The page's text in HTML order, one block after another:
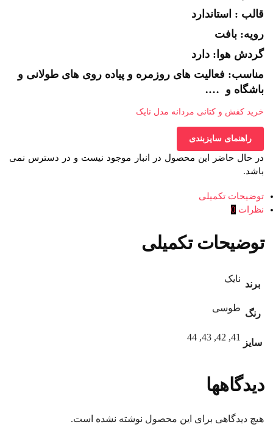
قالب : استاندارد
رویه: بافت
گردش هوا: دارد
مناسب: فعالیت های روزمره و پیاده روی های طولانی و
باشگاه و ….
خرید کفش و کتانی مردانه مدل نایک
راهنمای سایزبندی
در حال حاضر این محصول در انبار موجود نیست و در دسترس نمی
باشد.
توضیحات تکمیلی
نظرات 0
توضیحات تکمیلی
برند
نایک
رنگ
طوسی
سایز
41, 42, 43, 44
دیدگاهها
هیچ دیدگاهی برای این محصول نوشته نشده است.